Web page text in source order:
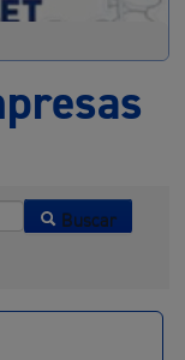
Buscar